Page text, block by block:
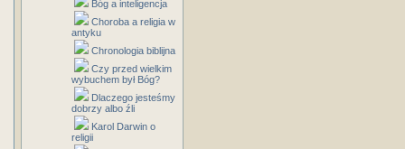
Bóg a inteligencja
Choroba a religia w
antyku
Chronologia biblijna
Czy przed wielkim
wybuchem był Bóg?
Dlaczego jesteśmy
dobrzy albo źli
Karol Darwin o
religii